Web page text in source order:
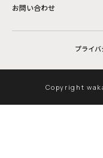
お問い合わせ
プライ
Copyright